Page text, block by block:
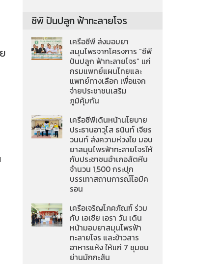
ซีพี ปันปลูก ฟ้าทะลายโจร
เครือซีพี ส่งมอบยา
สมุนไพรจากโครงการ “ซีพี
ปันปลูก ฟ้าทะลายโจร” แก่
กรมแพทย์แผนไทยและ
แพทย์ทางเลือก เพื่อแจก
จ่ายประชาชนเสริม
ภูมิคุ้มกัน
เครือซีพีเดินหน้านโยบาย
ประธานอาวุโส ธนินท์ เจียร
วนนท์ ส่งความห่วงใย มอบ
ยาสมุนไพรฟ้าทะลายโจรให้
กับประชาชนอำเภอสัตหีบ
จำนวน 1,500 กระปุก
บรรเทาสถานการณ์โอมิค
รอน
เครือเจริญโภคภัณฑ์ ร่วม
กับ เอเชีย เอรา วัน เดิน
หน้ามอบยาสมุนไพรฟ้า
ทะลายโจร และข้าวสาร
อาหารแห้ง ให้แก่ 7 ชุมชน
ย่านมักกะสัน